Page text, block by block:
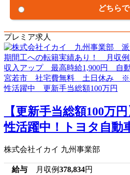
どちらで
プレミア求人
【更新手当総額100万
性活躍中！トヨタ自動
株式会社イカイ 九州事業部
給与 月収例378,834円